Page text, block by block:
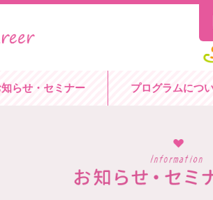
知らせ・セミナー プログラムにつ